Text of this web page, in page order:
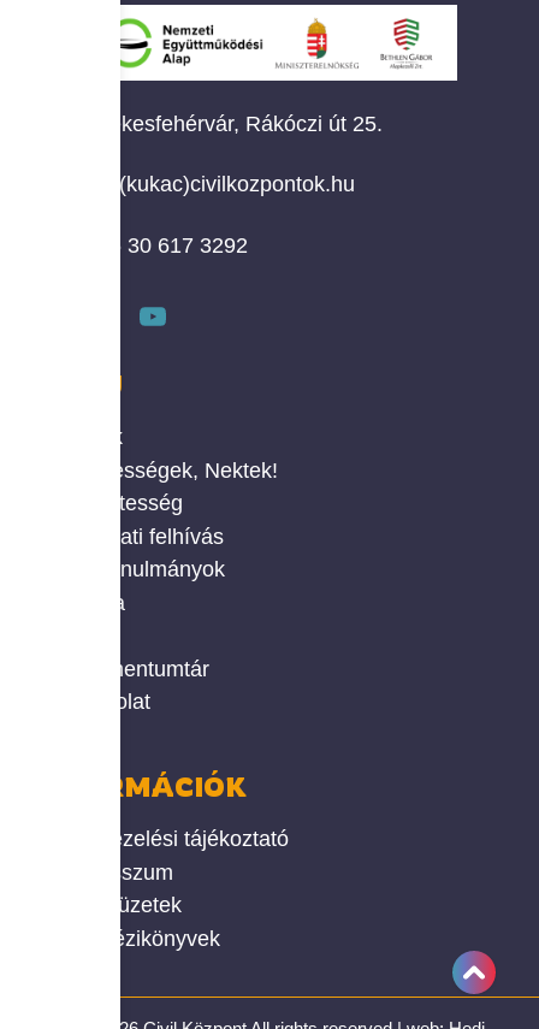
Székesfehérvár, Rákóczi út 25.
info(kukac)civilkozpontok.hu
+36 30 617 3292
MENÜ
Rólunk
Érdekességek, Nektek!
Önkéntesség
Pályázati felhívás
Civil tanulmányok
Galéria
Dokumentumtár
Kapcsolat
INFORMÁCIÓK
Adatkezelési tájékoztató
Impresszum
Okos füzetek
Civil kézikönyvek